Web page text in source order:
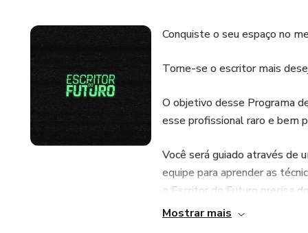
Conquiste o seu espaço no
Torne-se o escritor mais
O objetivo desse Programa
esse profissional raro e bem
Você será guiado através de
equipe para aprender as
o Escritor do Futuro precisa
deseje trabalhar.
Mostrar mais